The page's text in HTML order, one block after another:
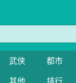
武侠 都市